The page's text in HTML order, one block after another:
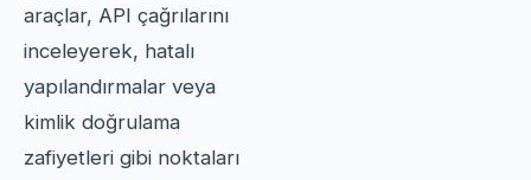
araçlar, API çağrılarını
inceleyerek, hatalı
yapılandırmalar veya
kimlik doğrulama
zafiyetleri gibi noktaları